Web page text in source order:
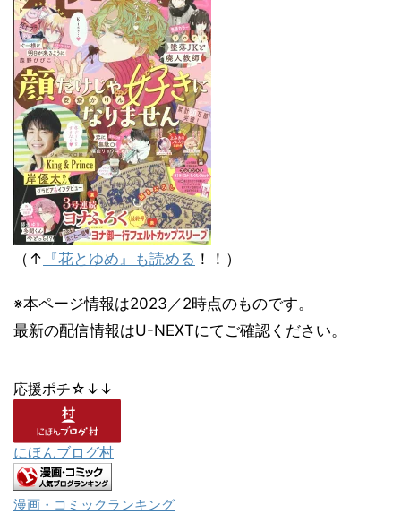
（↑ 『花とゆめ』も読める ！！）
※本ページ情報は2023／2時点のものです。
最新の配信情報はU-NEXTにてご確認ください。
応援ポチ☆↓↓
にほんブログ村
漫画・コミックランキング